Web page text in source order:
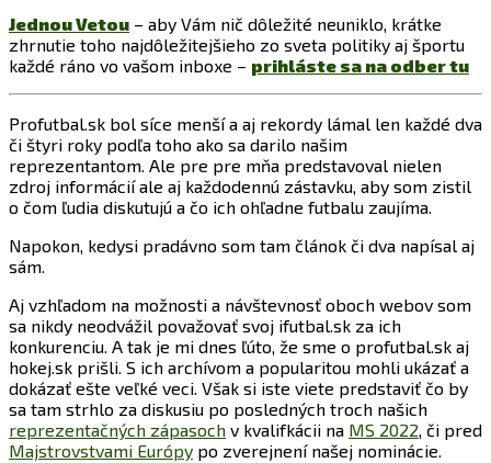
Jednou Vetou – aby Vám nič dôležité neuniklo, krátke
zhrnutie toho najdôležitejšieho zo sveta politiky aj športu
každé ráno vo vašom inboxe – prihláste sa na odber tu
Profutbal.sk bol síce menší a aj rekordy lámal len každé dva
či štyri roky podľa toho ako sa darilo našim
reprezentantom. Ale pre pre mňa predstavoval nielen
zdroj informácií ale aj každodennú zástavku, aby som zistil
o čom ľudia diskutujú a čo ich ohľadne futbalu zaujíma.
Napokon, kedysi pradávno som tam článok či dva napísal aj
sám.
Aj vzhľadom na možnosti a návštevnosť oboch webov som
sa nikdy neodvážil považovať svoj ifutbal.sk za ich
konkurenciu. A tak je mi dnes ľúto, že sme o profutbal.sk aj
hokej.sk prišli. S ich archívom a popularitou mohli ukázať a
dokázať ešte veľké veci. Však si iste viete predstaviť čo by
sa tam strhlo za diskusiu po posledných troch našich
reprezentačných zápasoch v kvalifkácii na MS 2022, či pred
Majstrovstvami Európy po zverejnení našej nominácie.